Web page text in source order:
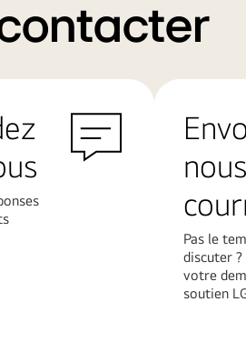
Pas le
discuter ?
votre
soutien